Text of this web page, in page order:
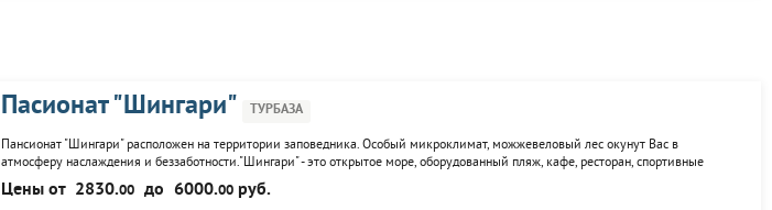
Пасионат "Шингари" ТУРБАЗА
Пансионат "Шингари" расположен на территории заповедника. Особый микроклимат, можжевеловый лес окунут Вас в
атмосферу наслаждения и беззаботности."Шингари" - это открытое море, оборудованный пляж, кафе, ресторан, спортивные
площадки и множество вариантов проведения досуга. На территории пансионата находятся несколько корпусов разной
этажности и вместимости. Главный корпус...
Цены от 2830.00 до 6000.00руб.